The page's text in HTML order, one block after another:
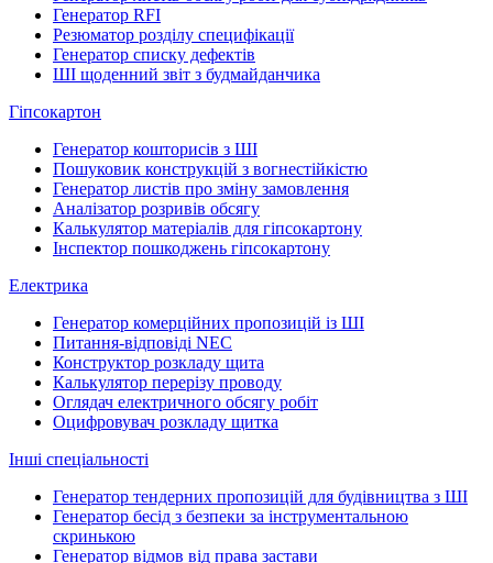
Генератор RFI
Резюматор розділу специфікації
Генератор списку дефектів
ШІ щоденний звіт з будмайданчика
Гіпсокартон
Генератор кошторисів з ШІ
Пошуковик конструкцій з вогнестійкістю
Генератор листів про зміну замовлення
Аналізатор розривів обсягу
Калькулятор матеріалів для гіпсокартону
Інспектор пошкоджень гіпсокартону
Електрика
Генератор комерційних пропозицій із ШІ
Питання-відповіді NEC
Конструктор розкладу щита
Калькулятор перерізу проводу
Оглядач електричного обсягу робіт
Оцифровувач розкладу щитка
Інші спеціальності
Генератор тендерних пропозицій для будівництва з ШІ
Генератор бесід з безпеки за інструментальною
скринькою
Генератор відмов від права застави